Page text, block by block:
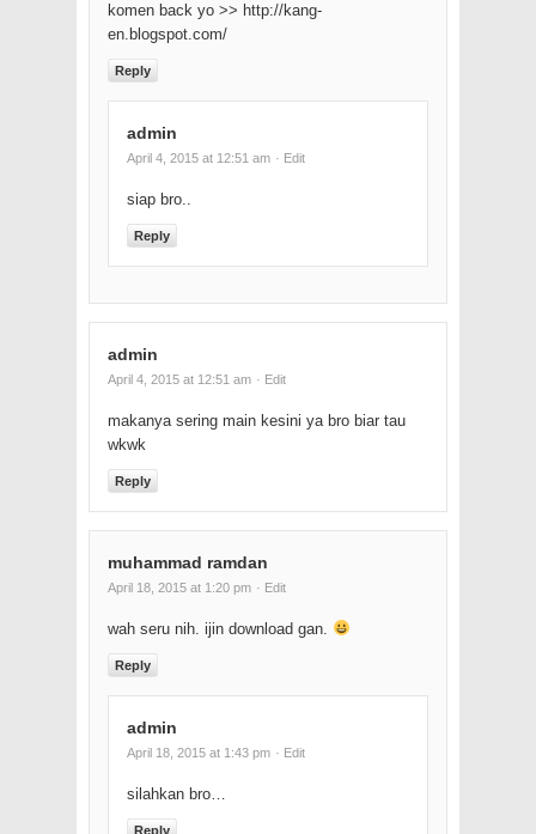
komen back yo >> http://kang-
en.blogspot.com/
Reply
admin
April 4, 2015 at 12:51 am · Edit
siap bro..
Reply
admin
April 4, 2015 at 12:51 am · Edit
makanya sering main kesini ya bro biar tau
wkwk
Reply
muhammad ramdan
April 18, 2015 at 1:20 pm · Edit
wah seru nih. ijin download gan.
Reply
admin
April 18, 2015 at 1:43 pm · Edit
silahkan bro…
Reply